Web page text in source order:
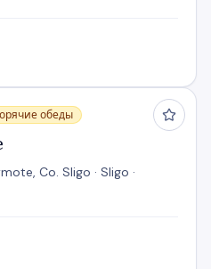
обеды
Co. Sligo · Sligo ·